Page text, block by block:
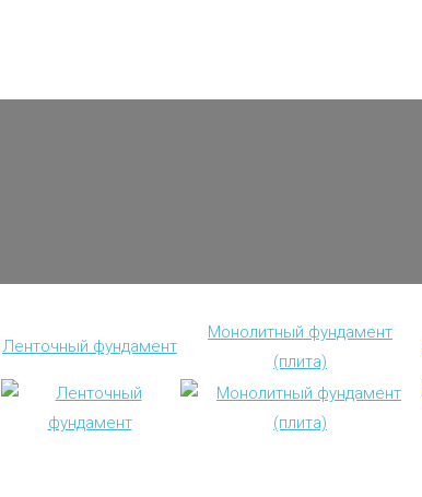
Ленточный фундамент
Монолитный фундамент
(плита)